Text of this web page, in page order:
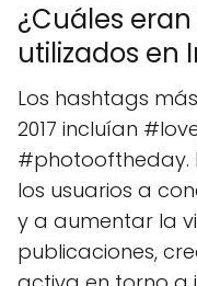
¿Cuáles
utilizados en
Los hashtags
2017 incluían
#photooftheday.
los usuarios a
y a aumentar la
publicaciones,